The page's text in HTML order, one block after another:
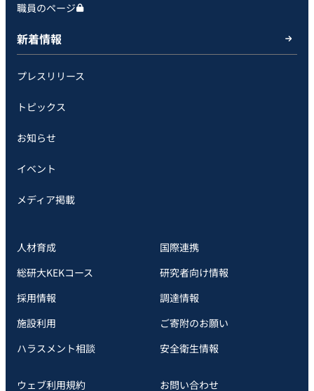
職員のページ
新着情報
プレスリリース
トピックス
お知らせ
イベント
メディア掲載
人材育成
国際連携
総研大KEKコース
研究者向け情報
採用情報
調達情報
施設利用
ご寄附のお願い
ハラスメント相談
安全衛⽣情報
ウェブ利用規約 お問い合わせ